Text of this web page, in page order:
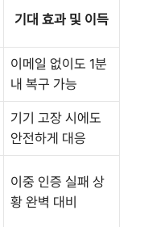
기대 효과 및 이득
이메일 없이도 1분
내 복구 가능
기기 고장 시에도
안전하게 대응
이중 인증 실패 상
황 완벽 대비